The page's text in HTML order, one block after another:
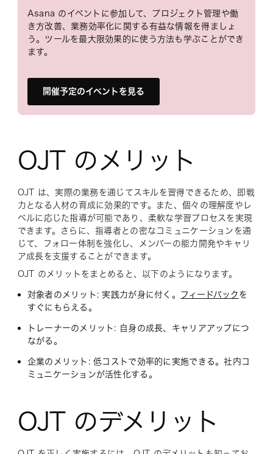
Asana のイベントに参加して、プロジェクト管理や働
き方改善、業務効率化に関する有益な情報を得ましょ
う。ツールを最大限効果的に使う方法も学ぶことができ
ます。
開催予定のイベントを見る
OJT のメリット
OJT は、実際の業務を通じてスキルを習得できるため、即戦
力となる人材の育成に効果的です。また、個々の理解度やレ
ベルに応じた指導が可能であり、柔軟な学習プロセスを実現
できます。さらに、指導者との密なコミュニケーションを通
じて、フォロー体制を強化し、メンバーの能力開発やキャリ
ア成長を支援することができます。
OJT のメリットをまとめると、以下のようになります。
対象者のメリット: 実践力が身に付く。 フィードバック を
すぐにもらえる。
トレーナーのメリット: 自身の成長、キャリアアップにつ
ながる。
企業のメリット: 低コストで効率的に実施できる。社内コ
ミュニケーションが活性化する。
OJT のデメリット